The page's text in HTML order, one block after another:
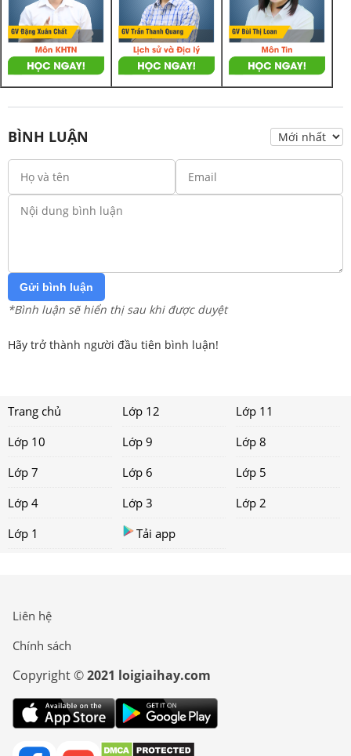
BÌNH LUẬN
Gửi bình luận
*Bình luận sẽ hiển thị sau khi được duyệt
Hãy trở thành người đầu tiên bình luận!
Trang chủ Lớp 12
Lớp 11
Lớp 10
Lớp 9
Lớp 8
Lớp 7
Lớp 6
Lớp 5
Lớp 4
Lớp 3
Lớp 2
Lớp 1
Tải app
Liên hệ
Chính sách
Copyright ©2021 loigiaihay.com